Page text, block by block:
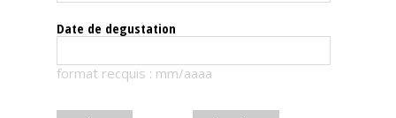
Le
magazine
Télécharger
Date de degustation
format recquis : mm/aaaa